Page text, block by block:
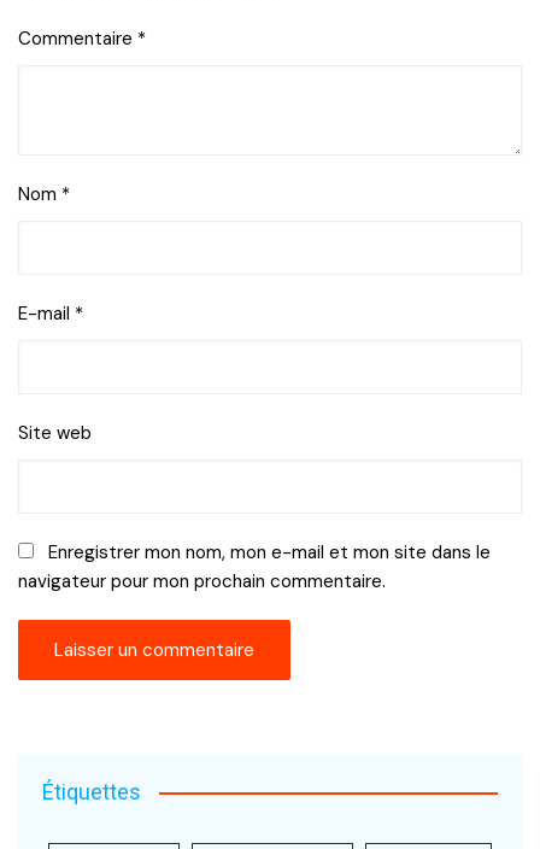
Commentaire *
Nom *
E-mail *
Site web
Enregistrer mon nom, mon e-mail et mon site dans le
navigateur pour mon prochain commentaire.
Étiquettes